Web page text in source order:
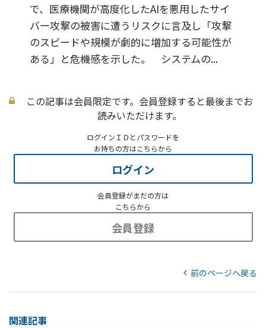
で、医療機関が高度化したAIを悪用したサイ
バー攻撃の被害に遭うリスクに言及し「攻撃
のスピードや規模が劇的に増加する可能性が
ある」と危機感を示した。 システムの...
この記事は会員限定です。会員登録すると最後までお
読みいただけます。
ログインＩＤとパスワードを
お持ちの方はこちらから
ログイン
会員登録がまだの方は
こちらから
会員登録
前のページへ戻る
関連記事